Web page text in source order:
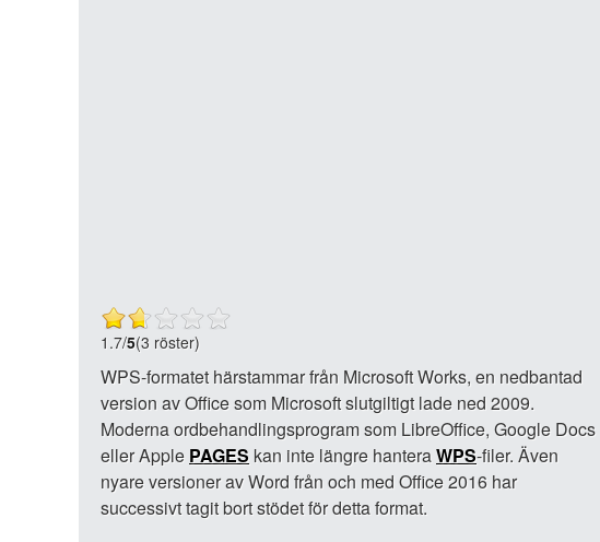
1.7/5(3 röster)
WPS-formatet härstammar från Microsoft Works, en nedbantad
version av Office som Microsoft slutgiltigt lade ned 2009.
Moderna ordbehandlingsprogram som LibreOffice, Google Docs
eller Apple PAGES kan inte längre hanteraWPS-filer. Även
nyare versioner av Word från och med Office 2016 har
successivt tagit bort stödet för detta format.